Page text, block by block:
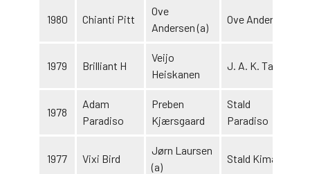
1980 Chianti Pitt
Ove
Andersen (a)
Ove Andersen
1979 Brilliant H
Veijo
Heiskanen
J. A. K. Talli
1978
Adam
Paradiso
Preben
Kjærsgaard
Stald
Paradiso
1977 Vixi Bird
Jørn Laursen
(a)
Stald Kima